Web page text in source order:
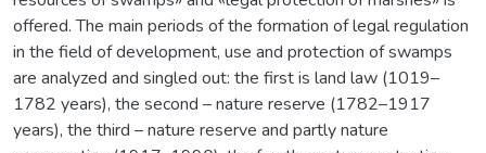
offered. The main periods of the formation of legal regulation
in the field of development, use and protection of swamps
are analyzed and singled out: the first is land law (1019–
1782 years), the second – nature reserve (1782–1917
years), the third – nature reserve and partly nature